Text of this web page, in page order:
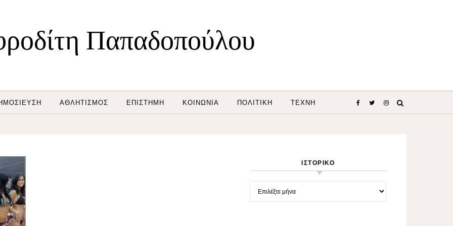
Παπαδοπούλου
ΑΘΛΗΤΙΣΜΌΣ ΕΠΙΣΤΉΜΗ ΚΟΙΝΩΝΊΑ ΠΟΛΙΤΙΚΉ ΤΈΧΝΗ
ΙΣΤΟΡΙΚΌ
Ιστορικό